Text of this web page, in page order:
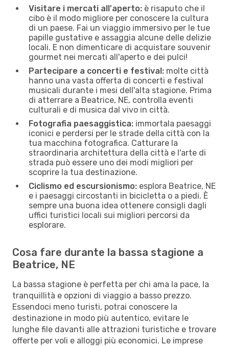
Visitare i mercati all'aperto: è risaputo che il
cibo è il modo migliore per conoscere la cultura
di un paese. Fai un viaggio immersivo per le tue
papille gustative e assaggia alcune delle delizie
locali. E non dimenticare di acquistare souvenir
gourmet nei mercati all'aperto e dei pulci!
Partecipare a concerti e festival: molte città
hanno una vasta offerta di concerti e festival
musicali durante i mesi dell'alta stagione. Prima
di atterrare a Beatrice, NE, controlla eventi
culturali e di musica dal vivo in città.
Fotografia paesaggistica: immortala paesaggi
iconici e perdersi per le strade della città con la
tua macchina fotografica. Catturare la
straordinaria architettura della città e l'arte di
strada può essere uno dei modi migliori per
scoprire la tua destinazione.
Ciclismo ed escursionismo: esplora Beatrice, NE
e i paesaggi circostanti in bicicletta o a piedi. È
sempre una buona idea ottenere consigli dagli
uffici turistici locali sui migliori percorsi da
esplorare.
Cosa fare durante la bassa stagione a
Beatrice, NE
La bassa stagione è perfetta per chi ama la pace, la
tranquillità e opzioni di viaggio a basso prezzo.
Essendoci meno turisti, potrai conoscere la
destinazione in modo più autentico, evitare le
lunghe file davanti alle attrazioni turistiche e trovare
offerte per voli e alloggi più economici. Le imprese